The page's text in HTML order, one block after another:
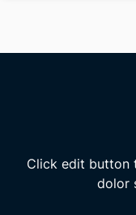
Click edit button
dolor